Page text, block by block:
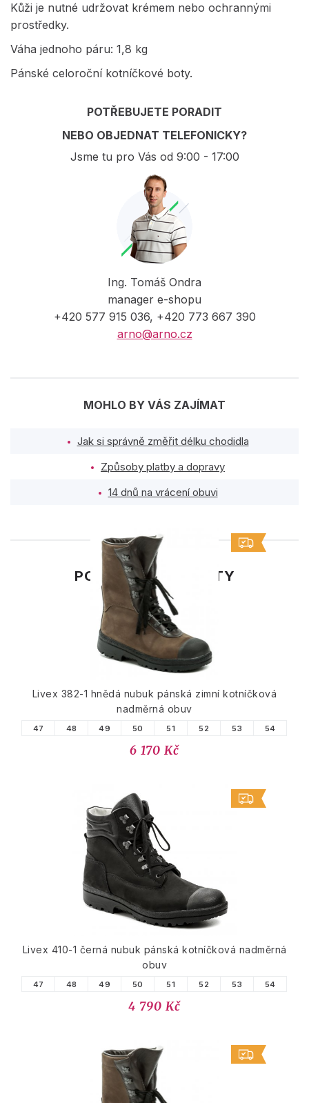
Kůži je nutné udržovat krémem nebo ochrannými
prostředky.
Váha jednoho páru: 1,8 kg
Pánské celoroční kotníčkové boty.
POTŘEBUJETE PORADIT
NEBO OBJEDNAT TELEFONICKY?
Jsme tu pro Vás od 9:00 - 17:00
Ing. Tomáš Ondra
manager e-shopu
+420 577 915 036, +420 773 667 390
arno@arno.cz
MOHLO BY VÁS ZAJÍMAT
Jak si správně změřit délku chodidla
Způsoby platby a dopravy
14 dnů na vrácení obuvi
PODOBNÉ PRODUKTY
Livex 382-1 hnědá nubuk pánská zimní kotníčková
nadměrná obuv
47 48 49 50 51 52 53 54
6 170 Kč
Livex 410-1 černá nubuk pánská kotníčková nadměrná
obuv
47 48 49 50 51 52 53 54
4 790 Kč